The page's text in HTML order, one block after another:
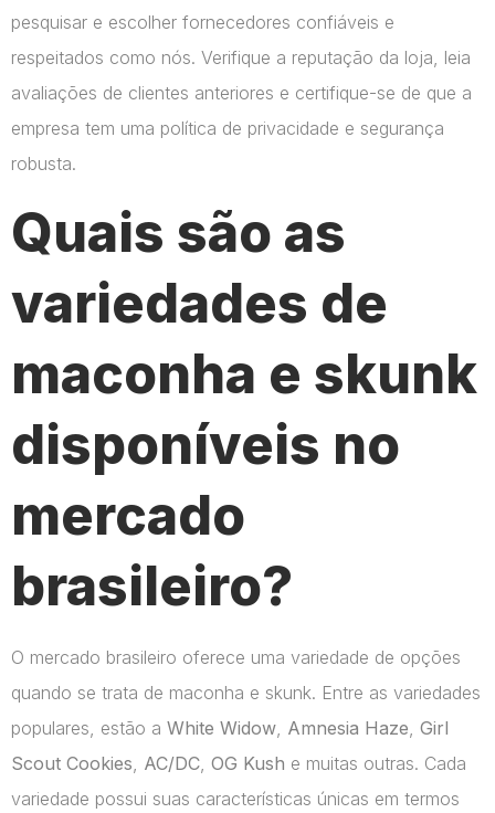
pesquisar e escolher fornecedores confiáveis e
respeitados como nós. Verifique a reputação da loja, leia
avaliações de clientes anteriores e certifique-se de que a
empresa tem uma política de privacidade e segurança
robusta.
Quais são as
variedades de
maconha e skunk
disponíveis no
mercado
brasileiro?
O mercado brasileiro oferece uma variedade de opções
quando se trata de maconha e skunk. Entre as variedades
populares, estão a White Widow Amnesia Haze Girl
Scout Cookies AC/DC OG Kush e muitas outras. Cada
variedade possui suas características únicas em termos